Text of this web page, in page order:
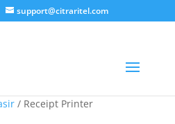
support@citraritel.com
/ Receipt Printer